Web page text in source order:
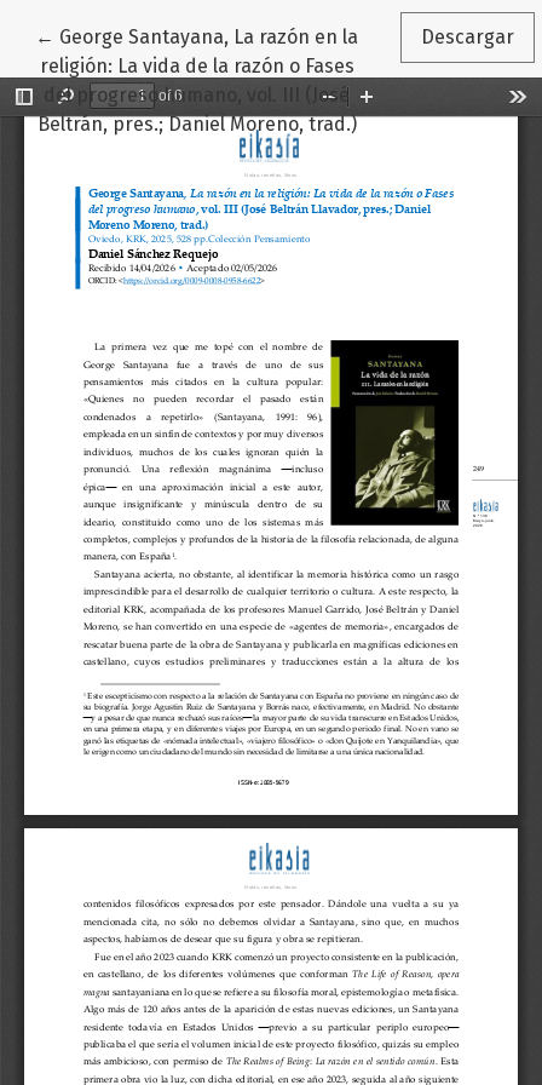
← Volver a los detalles del artículo
George Santayana, La razón en la
religión: La vida de la razón o Fases
del progreso humano, vol. III (José
Beltrán, pres.; Daniel Moreno, trad.)
Descargar